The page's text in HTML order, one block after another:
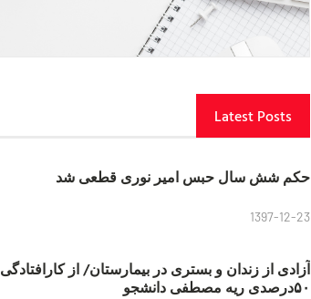
Latest Posts
حکم شش سال حبس امیر نوری قطعی شد
1397-12-23
آزادی از زندان و بستری در بیمارستان/ از کارافتادگی
۵۰درصدی ریه مصطفی دانشجو